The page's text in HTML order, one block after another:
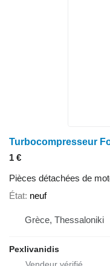
1 €
Pièces détachées de
État neuf
Grèce, Thessaloniki
Pexlivanidis